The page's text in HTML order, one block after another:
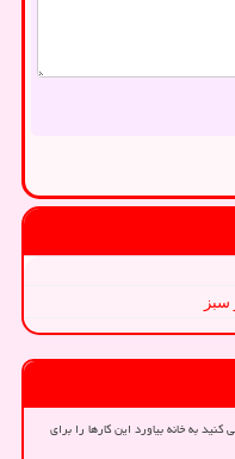
سبز
به خانه بیاورد این کارها را برای